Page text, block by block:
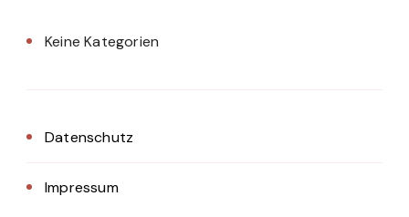
Keine Kategorien
Datenschutz
Impressum